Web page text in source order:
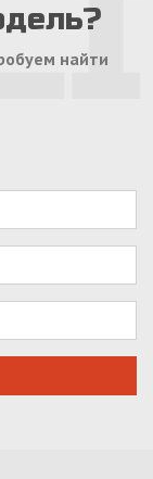
найти